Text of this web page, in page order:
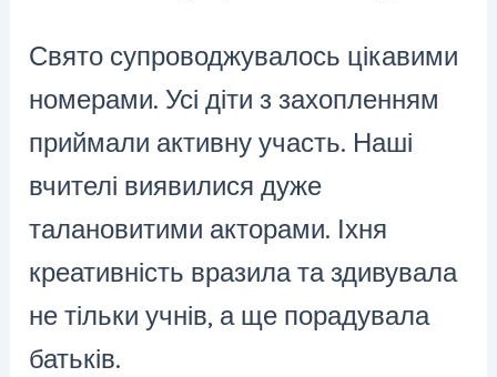
Свято супроводжувалось цікавими
номерами. Усі діти з захопленням
приймали активну участь. Наші
вчителі виявилися дуже
талановитими акторами. Іхня
креативність вразила та здивувала
не тільки учнів, а ще порадувала
батьків.